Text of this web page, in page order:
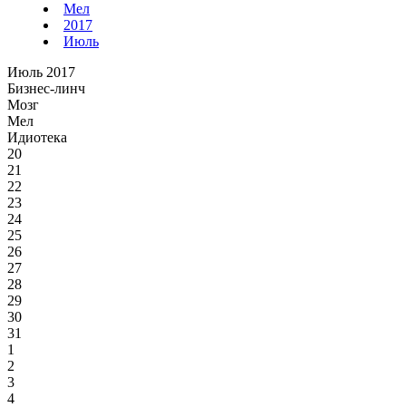
Мел
2017
Июль
Июль 2017
Бизнес-линч
Мозг
Мел
Идиотека
20
21
22
23
24
25
26
27
28
29
30
31
1
2
3
4